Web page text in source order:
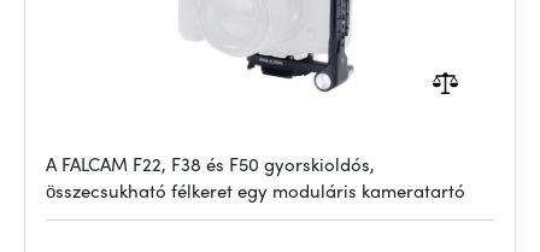
A FALCAM F22, F38 és F50 gyorskioldós,
összecsukható félkeret egy moduláris kameratartó